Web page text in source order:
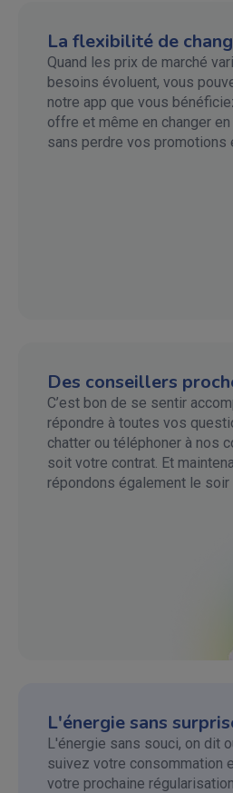
La flexibilité de
Quand les prix de marché
besoins évoluent, vous
notre app que vous
offre et même en changer
sans perdre vos promotions
Des conseillers
C’est bon de se sentir
répondre à toutes vos
chatter ou téléphoner à nos
soit votre contrat. Et
répondons également le
L'énergie sans
L'énergie sans souci, on dit
suivez votre consommation
votre prochaine